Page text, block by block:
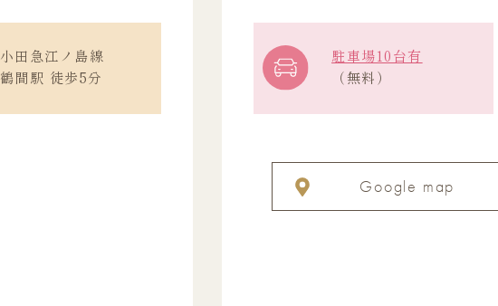
小田急江ノ島線
鶴間駅 徒歩5分
駐車場10台有
（無料）
Google map